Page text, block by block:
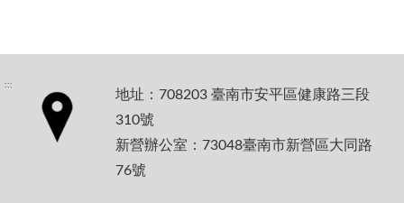
:::
地址：708203 臺南市安平區健康路三段
310號
新營辦公室：73048臺南市新營區大同路
76號